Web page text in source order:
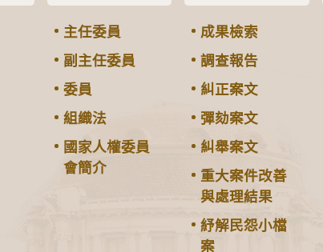
主任委員
副主任委員
委員
組織法
國家人權委員
會簡介
成果檢索
調查報告
糾正案文
彈劾案文
糾舉案文
重大案件改善
與處理結果
紓解民怨小檔
案